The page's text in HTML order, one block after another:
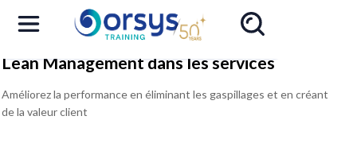
dans les services
Lean Management dans les services
Améliorez la performance en éliminant les gaspillages et en créant
de la valeur client